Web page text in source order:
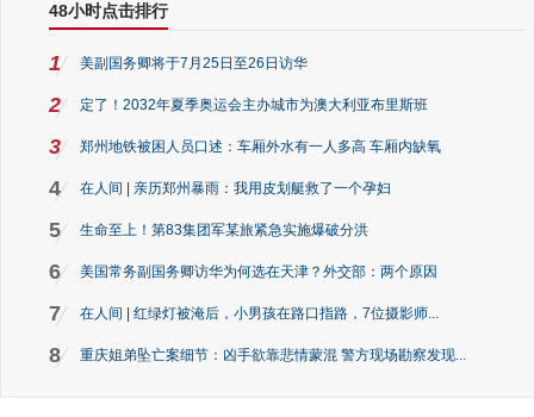
48小时点击排行
1 美副国务卿将于7月25日至26日访华
2 定了！2032年夏季奥运会主办城市为澳大利亚布里斯班
3 郑州地铁被困人员口述：车厢外水有一人多高 车厢内缺氧
4 在人间 | 亲历郑州暴雨：我用皮划艇救了一个孕妇
5 生命至上！第83集团军某旅紧急实施爆破分洪
6 美国常务副国务卿访华为何选在天津？外交部：两个原因
7 在人间 | 红绿灯被淹后，小男孩在路口指路，7位摄影师...
8 重庆姐弟坠亡案细节：凶手欲靠悲情蒙混 警方现场勘察发现...